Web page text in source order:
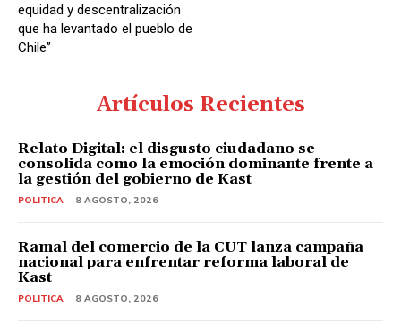
equidad y descentralización
que ha levantado el pueblo de
Chile”
Artículos Recientes
Relato Digital: el disgusto ciudadano se
consolida como la emoción dominante frente a
la gestión del gobierno de Kast
POLITICA 8 AGOSTO, 2026
Ramal del comercio de la CUT lanza campaña
nacional para enfrentar reforma laboral de
Kast
POLITICA 8 AGOSTO, 2026